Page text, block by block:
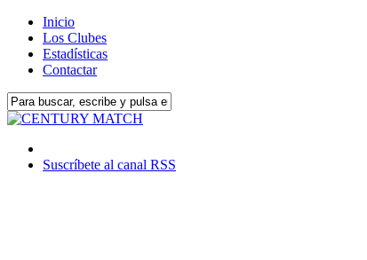
Inicio
Los Clubes
Estadísticas
Contactar
Suscríbete al canal RSS